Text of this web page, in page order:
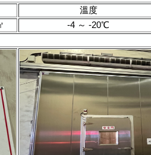
溫度
-4 ～ -20℃